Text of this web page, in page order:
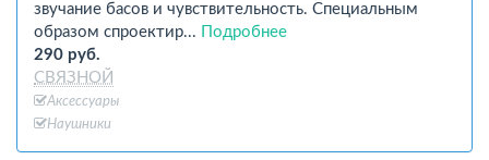
звучание басов и чувствительность. Специальным
образом спроектир...
Подробнее
290 руб.
СВЯЗНОЙ
Аксессуары
Наушники